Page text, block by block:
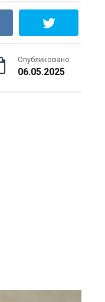
Опубликовано
06.05.2025